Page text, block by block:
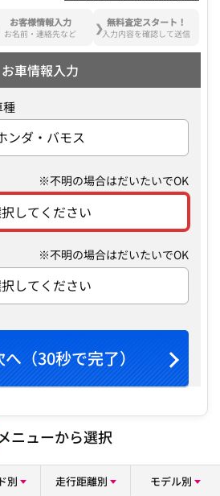
お客様情報入力
お名前・連絡先など
無料査定スタート！
入力内容を確認して送信
お車情報入力
種
ンダ・バモス
※不明の場合はだいたいでOK
してください
※不明の場合はだいたいでOK
してください
へ（30秒で完了）
メニューから選択
別 走行距離別 モデル別